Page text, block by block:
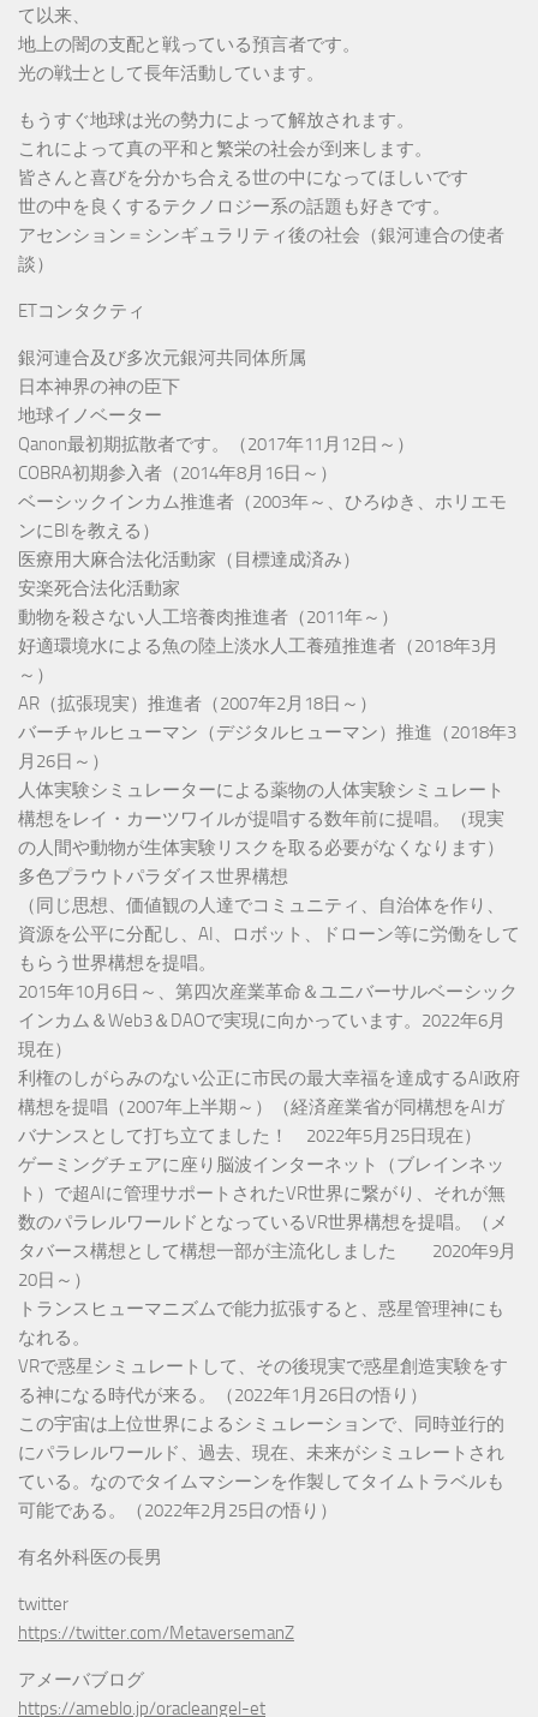
て以来、
地上の闇の支配と戦っている預言者です。
光の戦士として長年活動しています。
もうすぐ地球は光の勢力によって解放されます。
これによって真の平和と繁栄の社会が到来します。
皆さんと喜びを分かち合える世の中になってほしいです
世の中を良くするテクノロジー系の話題も好きです。
アセンション＝シンギュラリティ後の社会（銀河連合の使者
談）
ETコンタクティ
銀河連合及び多次元銀河共同体所属
日本神界の神の臣下
地球イノベーター
Qanon最初期拡散者です。（2017年11月12日～）
COBRA初期参入者（2014年8月16日～）
ベーシックインカム推進者（2003年～、ひろゆき、ホリエモ
ンにBIを教える）
医療用大麻合法化活動家（目標達成済み）
安楽死合法化活動家
動物を殺さない人工培養肉推進者（2011年～）
好適環境水による魚の陸上淡水人工養殖推進者（2018年3月
～）
AR（拡張現実）推進者（2007年2月18日～）
バーチャルヒューマン（デジタルヒューマン）推進（2018年3
月26日～）
人体実験シミュレーターによる薬物の人体実験シミュレート
構想をレイ・カーツワイルが提唱する数年前に提唱。（現実
の人間や動物が生体実験リスクを取る必要がなくなります）
多色プラウトパラダイス世界構想
（同じ思想、価値観の人達でコミュニティ、自治体を作り、
資源を公平に分配し、AI、ロボット、ドローン等に労働をして
もらう世界構想を提唱。
2015年10月6日～、第四次産業革命＆ユニバーサルベーシック
インカム＆Web3＆DAOで実現に向かっています。2022年6月
現在）
利権のしがらみのない公正に市民の最大幸福を達成するAI政府
構想を提唱（2007年上半期～）（経済産業省が同構想をAIガ
バナンスとして打ち立てました！ 2022年5月25日現在）
ゲーミングチェアに座り脳波インターネット（ブレインネッ
ト）で超AIに管理サポートされたVR世界に繋がり、それが無
数のパラレルワールドとなっているVR世界構想を提唱。（メ
タバース構想として構想一部が主流化しました 2020年9月
20日～）
トランスヒューマニズムで能力拡張すると、惑星管理神にも
なれる。
VRで惑星シミュレートして、その後現実で惑星創造実験をす
る神になる時代が来る。（2022年1月26日の悟り）
この宇宙は上位世界によるシミュレーションで、同時並行的
にパラレルワールド、過去、現在、未来がシミュレートされ
ている。なのでタイムマシーンを作製してタイムトラベルも
可能である。（2022年2月25日の悟り）
有名外科医の長男
twitter
https://twitter.com/MetaversemanZ
アメーバブログ
https://ameblo.jp/oracleangel-et